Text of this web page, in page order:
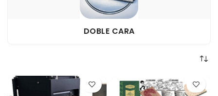
DOBLE CARA